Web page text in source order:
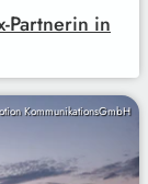
Partnerin in
KommunikationsGmbH